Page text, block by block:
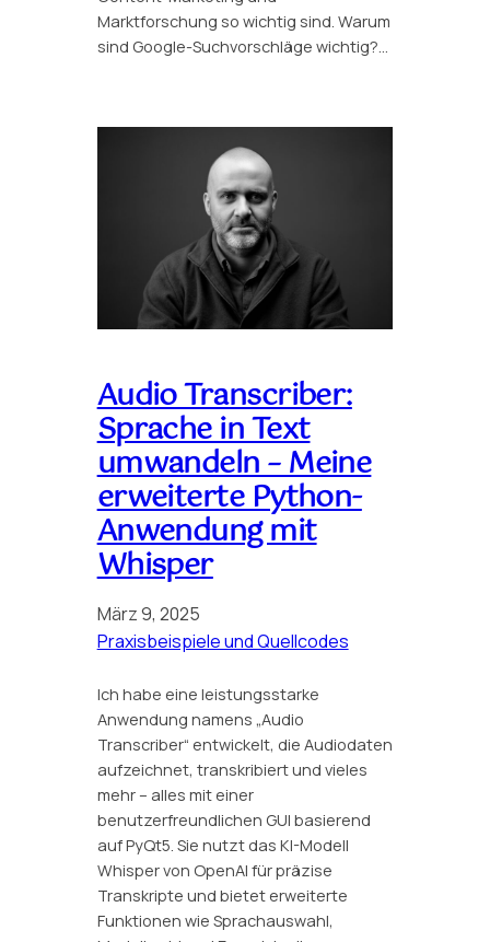
Marktforschung so wichtig sind. Warum
sind Google-Suchvorschläge wichtig?…
Audio Transcriber:
Sprache in Text
umwandeln – Meine
erweiterte Python-
Anwendung mit
Whisper
März 9, 2025
Praxisbeispiele und Quellcodes
Ich habe eine leistungsstarke
Anwendung namens „Audio
Transcriber“ entwickelt, die Audiodaten
aufzeichnet, transkribiert und vieles
mehr – alles mit einer
benutzerfreundlichen GUI basierend
auf PyQt5. Sie nutzt das KI-Modell
Whisper von OpenAI für präzise
Transkripte und bietet erweiterte
Funktionen wie Sprachauswahl,